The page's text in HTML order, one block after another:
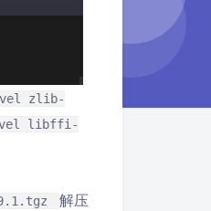
zlib-
libffi-
解压